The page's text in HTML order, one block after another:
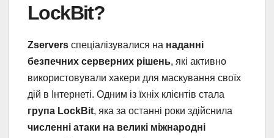
LockBit?
Zservers спеціалізувалися на наданні
безпечних серверних рішень, які активно
використовували хакери для маскування своїх
дій в Інтернеті. Одним із їхніх клієнтів стала
група LockBit, яка за останні роки здійснила
численні атаки на великі міжнародні